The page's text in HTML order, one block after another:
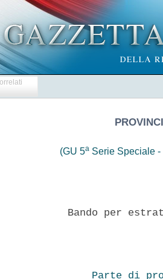
(GU 5aSerie Speciale -
Bando per
Parte di